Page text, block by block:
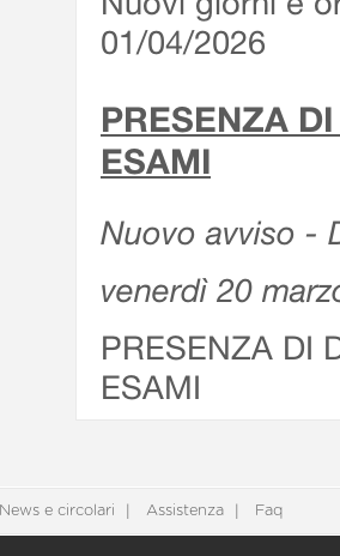
01/04/2026
PRESENZA
ESAMI
Nuovo avviso -
venerdì 20
PRESENZA DI
ESAMI
News e circolari Assistenza Faq